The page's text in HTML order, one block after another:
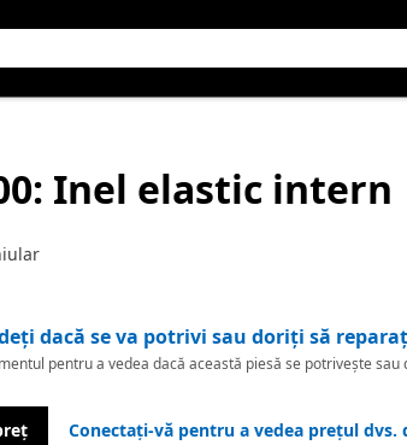
: Inel elastic intern
dacă se va potrivi sau doriți să
pentru a vedea dacă această piesă se potrivește
Conectați-vă pentru a vedea prețul dvs.